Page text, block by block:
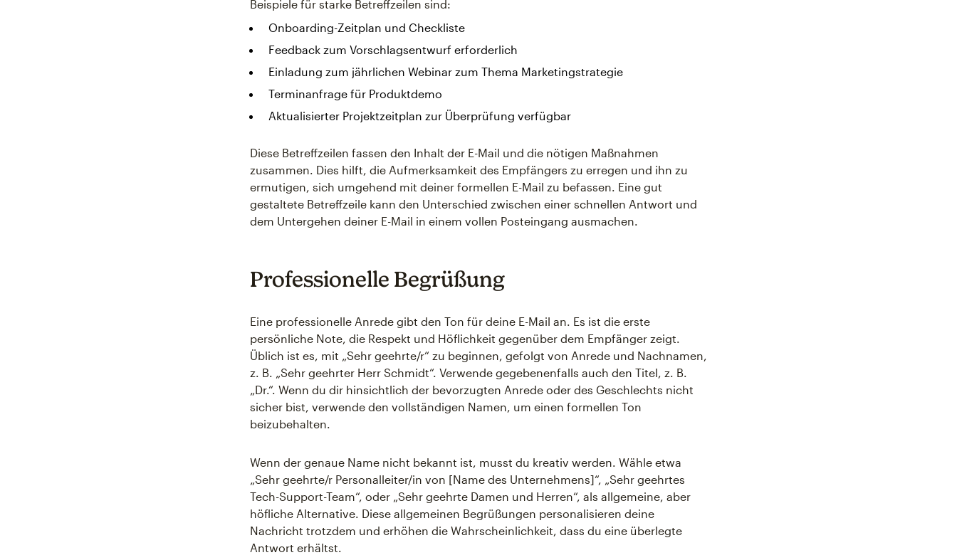
Beispiele für starke Betreffzeilen sind:
Onboarding-Zeitplan und Checkliste
Feedback zum Vorschlagsentwurf erforderlich
Einladung zum jährlichen Webinar zum Thema Marketingstrategie
Terminanfrage für Produktdemo
Aktualisierter Projektzeitplan zur Überprüfung verfügbar
Diese Betreffzeilen fassen den Inhalt der E-Mail und die nötigen Maßnahmen
zusammen. Dies hilft, die Aufmerksamkeit des Empfängers zu erregen und ihn zu
ermutigen, sich umgehend mit deiner formellen E-Mail zu befassen. Eine gut
gestaltete Betreffzeile kann den Unterschied zwischen einer schnellen Antwort und
dem Untergehen deiner E-Mail in einem vollen Posteingang ausmachen.
Professionelle Begrüßung
Eine professionelle Anrede gibt den Ton für deine E-Mail an. Es ist die erste
persönliche Note, die Respekt und Höflichkeit gegenüber dem Empfänger zeigt.
Üblich ist es, mit „Sehr geehrte/r“ zu beginnen, gefolgt von Anrede und Nachnamen,
z. B. „Sehr geehrter Herr Schmidt“. Verwende gegebenenfalls auch den Titel, z. B.
„Dr.“. Wenn du dir hinsichtlich der bevorzugten Anrede oder des Geschlechts nicht
sicher bist, verwende den vollständigen Namen, um einen formellen Ton
beizubehalten.
Wenn der genaue Name nicht bekannt ist, musst du kreativ werden. Wähle etwa
„Sehr geehrte/r Personalleiter/in von [Name des Unternehmens]“, „Sehr geehrtes
Tech-Support-Team“, oder „Sehr geehrte Damen und Herren“, als allgemeine, aber
höfliche Alternative. Diese allgemeinen Begrüßungen personalisieren deine
Nachricht trotzdem und erhöhen die Wahrscheinlichkeit, dass du eine überlegte
Antwort erhältst.